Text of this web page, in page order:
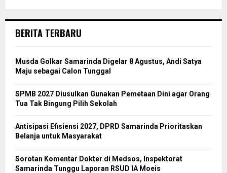
BERITA TERBARU
Musda Golkar Samarinda Digelar 8 Agustus, Andi Satya
Maju sebagai Calon Tunggal
SPMB 2027 Diusulkan Gunakan Pemetaan Dini agar Orang
Tua Tak Bingung Pilih Sekolah
Antisipasi Efisiensi 2027, DPRD Samarinda Prioritaskan
Belanja untuk Masyarakat
Sorotan Komentar Dokter di Medsos, Inspektorat
Samarinda Tunggu Laporan RSUD IA Moeis